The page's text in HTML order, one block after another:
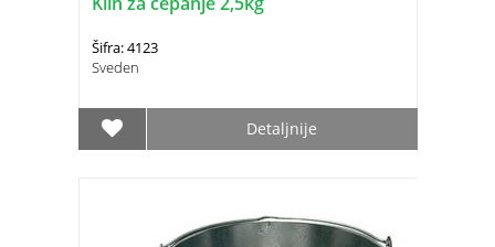
Šifra: 4123
Sveden
Detaljnije